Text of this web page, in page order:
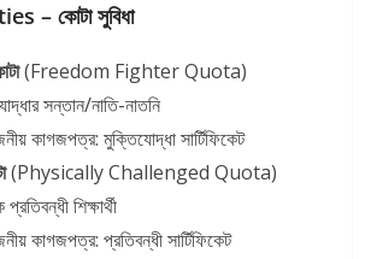
– কোটা সুবিধা
(Freedom Fighter Quota)
সন্তান/নাতি-নাতনি
কাগজপত্র: মুক্তিযোদ্ধা সার্টিফিকেট
(Physically Challenged Quota)
প্রতিবন্ধী শিক্ষার্থী
কাগজপত্র: প্রতিবন্ধী সার্টিফিকেট